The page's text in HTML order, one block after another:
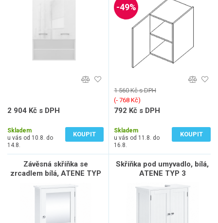
2 904 Kč s DPH
Skladem
u vás od 10.8. do
14.8.
KOUPIT
-49%
1 560 Kč s DPH
(‐ 768 Kč)
792 Kč s DPH
Skladem
u vás od 11.8. do
16.8.
KOUPIT
Závěsná skříňka se
zrcadlem bílá, ATENE TYP
Skříňka pod umyvadlo, bílá,
ATENE TYP 3